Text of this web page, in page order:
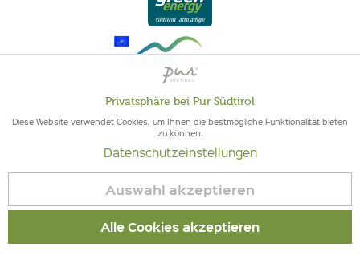
QUALITÄT AUS SÜDTIROL - SÜDTIROLER HERKUNFT & GEPRÜFTE
QUALITÄT
Aktiv
Inaktiv
Inaktiv
Privatsphäre bei Pur Südtirol
Diese Website verwendet Cookies, um Ihnen die bestmögliche Funktionalität bieten
zu können.
Datenschutzeinstellungen
Auswahl akzeptieren
Alle Cookies akzeptieren